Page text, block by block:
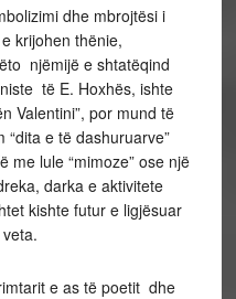
dhe mbrojtësi i
krijohen thënie,
njëmijë e shtatëqind
të E. Hoxhës, ishte
Valentini”, por mund të
e të dashuruarve”
me lule “mimoze” ose një
darka e aktivitete
kishte futur e ligjësuar
e as të poetit dhe